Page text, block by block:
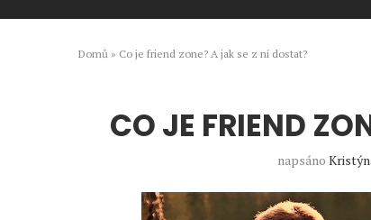
Domů » Co je friend zone? A jak se z ní dostat?
CO JE FRIEND
napsáno